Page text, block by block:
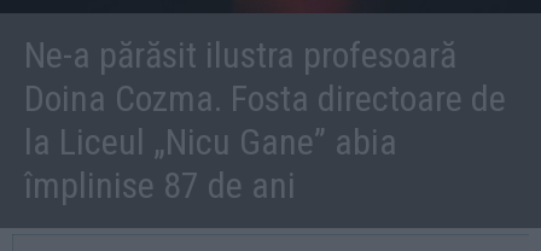
Ne-a părăsit ilustra profesoară
Doina Cozma. Fosta directoare de
la Liceul „Nicu Gane” abia
împlinise 87 de ani